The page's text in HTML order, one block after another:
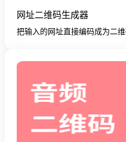
网址二维码生成器
把输入的网址直接编码成为二